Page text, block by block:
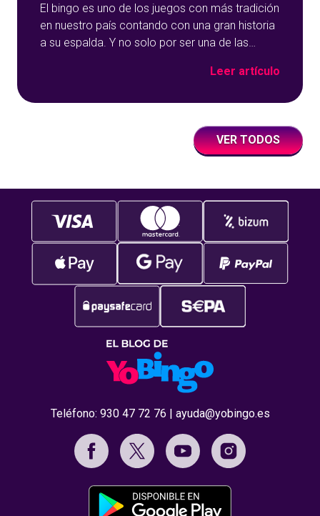
El bingo es uno de los juegos con más tradición
en nuestro país contando con una gran historia
a su espalda. Y no solo por ser una de las
de juegos de tómbola, YoBingo, sino porque es
Leer artículo
VER TODOS
Teléfono: 930 47 72 76 | ayuda@yobingo.es